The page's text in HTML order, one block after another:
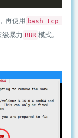
再使用 bash tcp_
级暴力 BBR 模式。